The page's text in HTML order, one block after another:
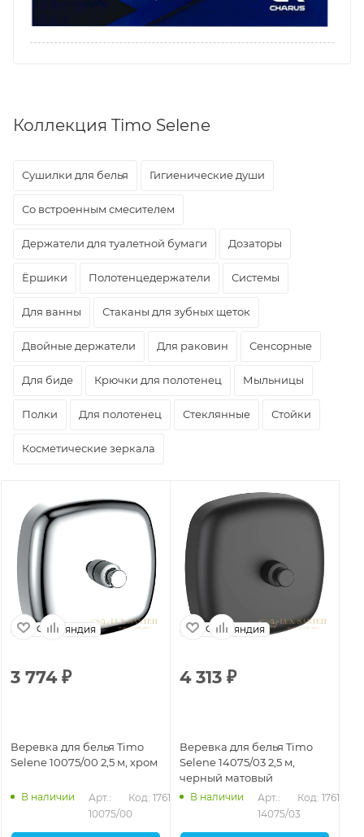
Коллекция Timo Selene
Сушилки для белья Гигиенические души
Со встроенным смесителем
Держатели для туалетной бумаги Дозаторы
Ёршики Полотенцедержатели Системы
Для ванны Стаканы для зубных щеток
Двойные держатели Для раковин Сенсорные
Для биде Крючки для полотенец Мыльницы
Полки Для полотенец Стеклянные Стойки
Косметические зеркала
Финляндия
3 774₽
Веревка для белья Timo
Selene 10075/00 2,5 м, хром
В наличии
Арт.:
10075/00
Код: 17617
Финляндия
4 313 ₽
Веревка для белья Timo
Selene 14075/03 2,5 м,
черный матовый
В наличии
Арт.:
14075/03
Код: 17618